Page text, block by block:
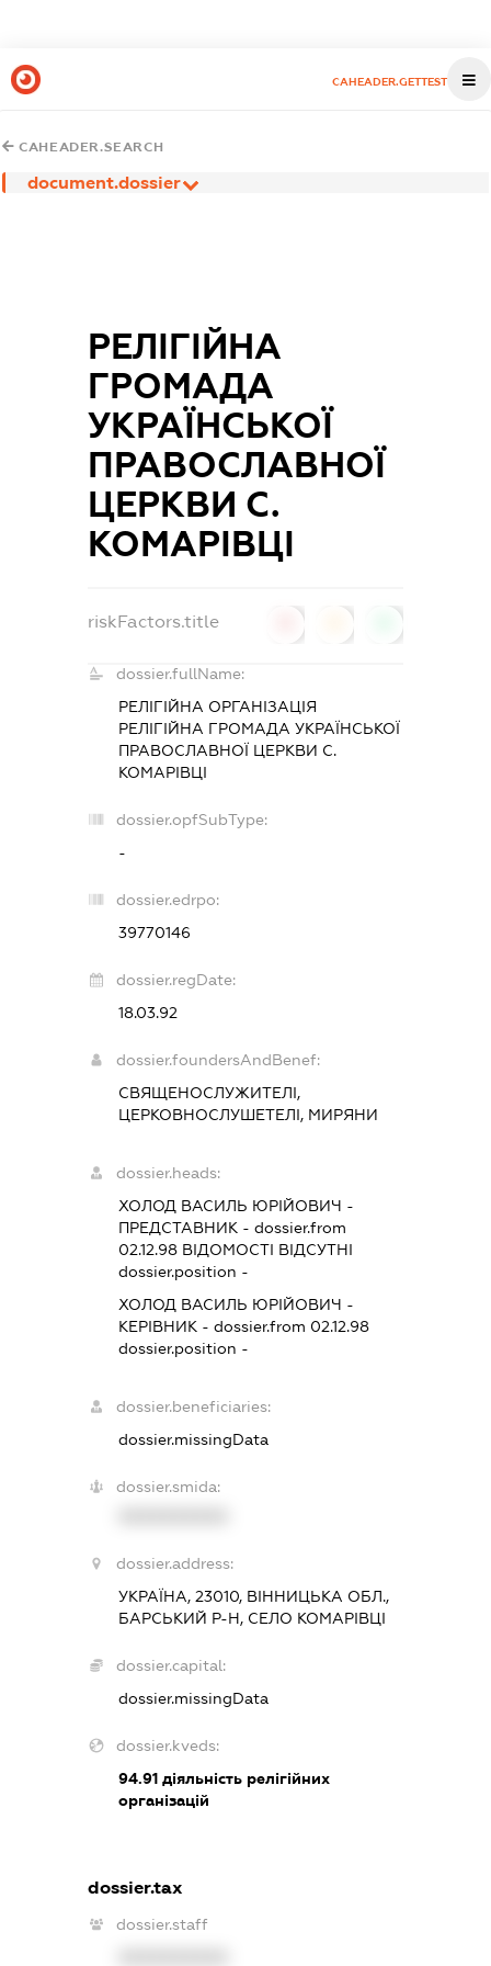
CAHEADER.GETTEST
CAHEADER.SEARCH
document.dossier
РЕЛІГІЙНА
ГРОМАДА
УКРАЇНСЬКОЇ
ПРАВОСЛАВНОЇ
ЦЕРКВИ С.
КОМАРІВЦІ
riskFactors.title
dossier.fullName:
РЕЛІГІЙНА ОРГАНІЗАЦІЯ
РЕЛІГІЙНА ГРОМАДА УКРАЇНСЬКОЇ
ПРАВОСЛАВНОЇ ЦЕРКВИ С.
КОМАРІВЦІ
dossier.opfSubType:
-
dossier.edrpo:
39770146
dossier.regDate:
18.03.92
dossier.foundersAndBenef:
СВЯЩЕНОСЛУЖИТЕЛІ,
ЦЕРКОВНОСЛУШЕТЕЛІ, МИРЯНИ
dossier.heads:
ХОЛОД ВАСИЛЬ ЮРІЙОВИЧ -
ПРЕДСТАВНИК - dossier.from
02.12.98 ВІДОМОСТІ ВІДСУТНІ
dossier.position -
ХОЛОД ВАСИЛЬ ЮРІЙОВИЧ -
КЕРІВНИК - dossier.from 02.12.98
dossier.position -
dossier.beneficiaries:
dossier.missingData
dossier.smida:
dossier.address:
УКРАЇНА, 23010, ВІННИЦЬКА ОБЛ.,
БАРСЬКИЙ Р-Н, СЕЛО КОМАРІВЦІ
dossier.capital:
dossier.missingData
dossier.kveds:
94.91 діяльність релігійних
організацій
dossier.tax
dossier.staff